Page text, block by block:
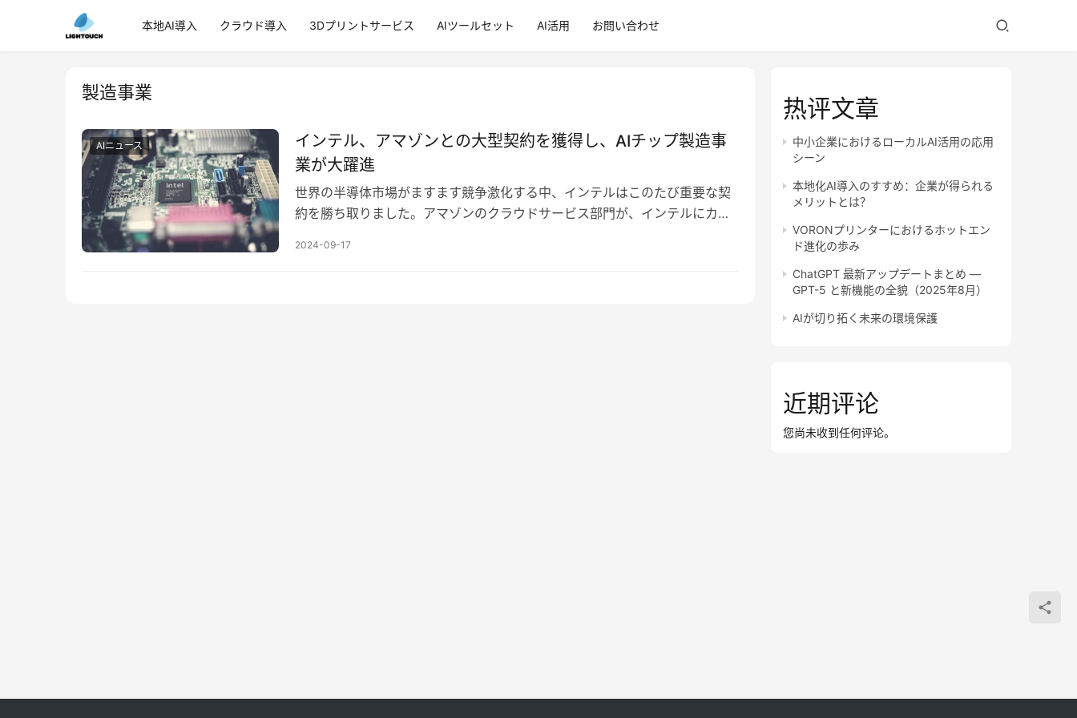
本地AI導入 クラウド導入 3Dプリントサービス AIツールセット AI活用 お問い合わせ
製造事業
AIニュース
インテル、アマゾンとの大型契約を獲得し、AIチップ製造事
業が大躍進
世界の半導体市場がますます競争激化する中、インテルはこのたび重要な契
約を勝ち取りました。アマゾンのクラウドサービス部門が、インテルにカス
2024-09-17
热评文章
中小企業におけるローカルAI活用の応用
シーン
本地化AI導入のすすめ：企業が得られる
メリットとは？
VORONプリンターにおけるホットエン
ド進化の歩み
ChatGPT 最新アップデートまとめ —
GPT-5 と新機能の全貌（2025年8月）
AIが切り拓く未来の環境保護
近期评论
您尚未收到任何评论。